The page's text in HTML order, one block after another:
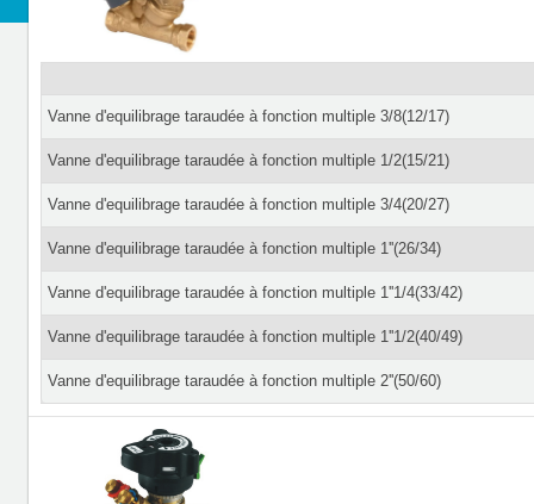
Vanne d'equilibrage taraudée à fonction multiple 3/8(12/17)
Vanne d'equilibrage taraudée à fonction multiple 1/2(15/21)
Vanne d'equilibrage taraudée à fonction multiple 3/4(20/27)
Vanne d'equilibrage taraudée à fonction multiple 1''(26/34)
Vanne d'equilibrage taraudée à fonction multiple 1''1/4(33/42)
Vanne d'equilibrage taraudée à fonction multiple 1''1/2(40/49)
Vanne d'equilibrage taraudée à fonction multiple 2''(50/60)